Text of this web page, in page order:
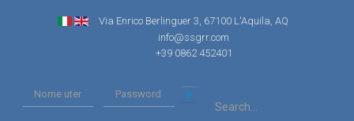
Via Enrico Berlinguer 3, 67100 L'Aquila, AQ
info@ssgrr.com
+39 0862 452401